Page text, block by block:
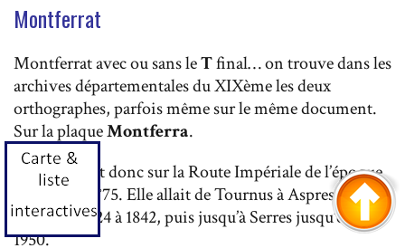
Montferrat
Montferrat avec ou sans leTfinal… on trouve dans les
archives départementales du XIXème les deux
orthographes, parfois même sur le même document.
Sur la plaqueMontferra.
Elle se situait donc sur la Route Impériale de l’époque
portant le N°75. Elle allait de Tournus à Aspres-sur-
Buëch de 1824 à 1842, puis jusqu’à Serres jusqu’en
1950.